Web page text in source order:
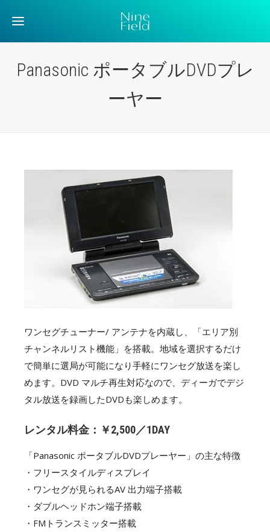
Panasonic ポータブルDVDプレ
ーヤー
ワンセグチューナー/ アンテナを内蔵し、「エリア別
チャンネルリスト機能」を搭載。地域を選択するだけ
で簡単に選局が可能になり手軽にワンセグ放送を楽し
めます。DVD マルチ再生対応なので、ディーガでデジ
タル放送を録画したDVDも楽しめます。
レンタル料金：￥2,500／1DAY
「Panasonic ポータブルDVDプレーヤー」の主な特徴
・フリースタイルディスプレイ
・ワンセグが見られるAV 出力端子搭載
・ダブルヘッドホン端子搭載
・FMトランスミッター搭載